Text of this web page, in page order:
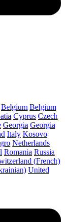
Belgium Belgium
Cyprus Czech
Georgia Georgia
Italy Kosovo
Netherlands
Romania Russia
(French)
United